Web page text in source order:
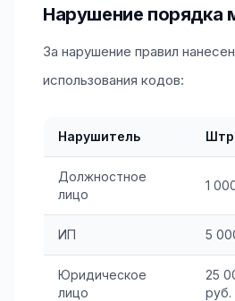
Нарушение порядка
За нарушение правил
использования кодов:
Нарушитель
Должностное
лицо
1
ИП 5
Юридическое
лицо
25
руб.